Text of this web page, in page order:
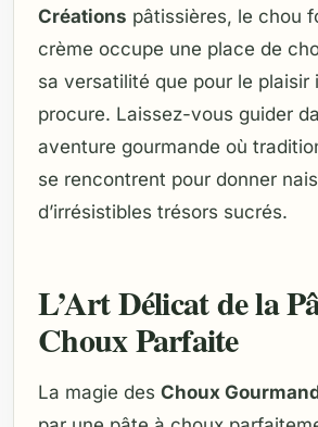
Créations pâtissières, le chou
crème occupe une place de
sa versatilité que pour le plaisir
procure. Laissez-vous guider
aventure gourmande où
se rencontrent pour donner
d’irrésistibles trésors sucrés.
L’Art Délicat de la
Choux Parfaite
La magie des Choux